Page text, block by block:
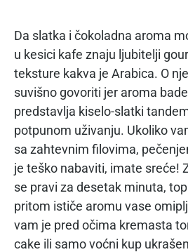
Da slatka i čokoladna aroma
u kesici kafe znaju ljubitelji
teksture kakva je Arabica. O
suvišno govoriti jer aroma
predstavlja kiselo-slatki
potpunom uživanju. Ukoliko
sa zahtevnim filovima,
je teško nabaviti, imate sreće!
se pravi za desetak minuta,
pritom ističe aromu vase
vam je pred očima kremasta
cake ili samo voćni kup